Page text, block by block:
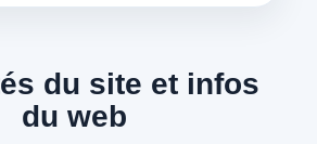
du site et infos
du web